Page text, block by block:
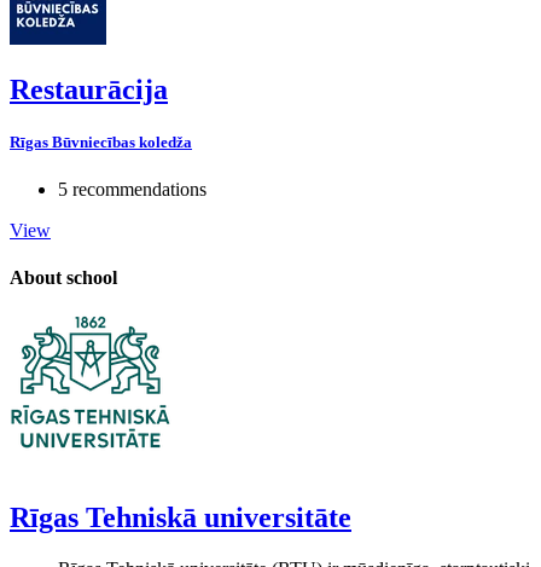
Restaurācija
Rīgas Būvniecības koledža
5 recommendations
View
About school
Rīgas Tehniskā universitāte